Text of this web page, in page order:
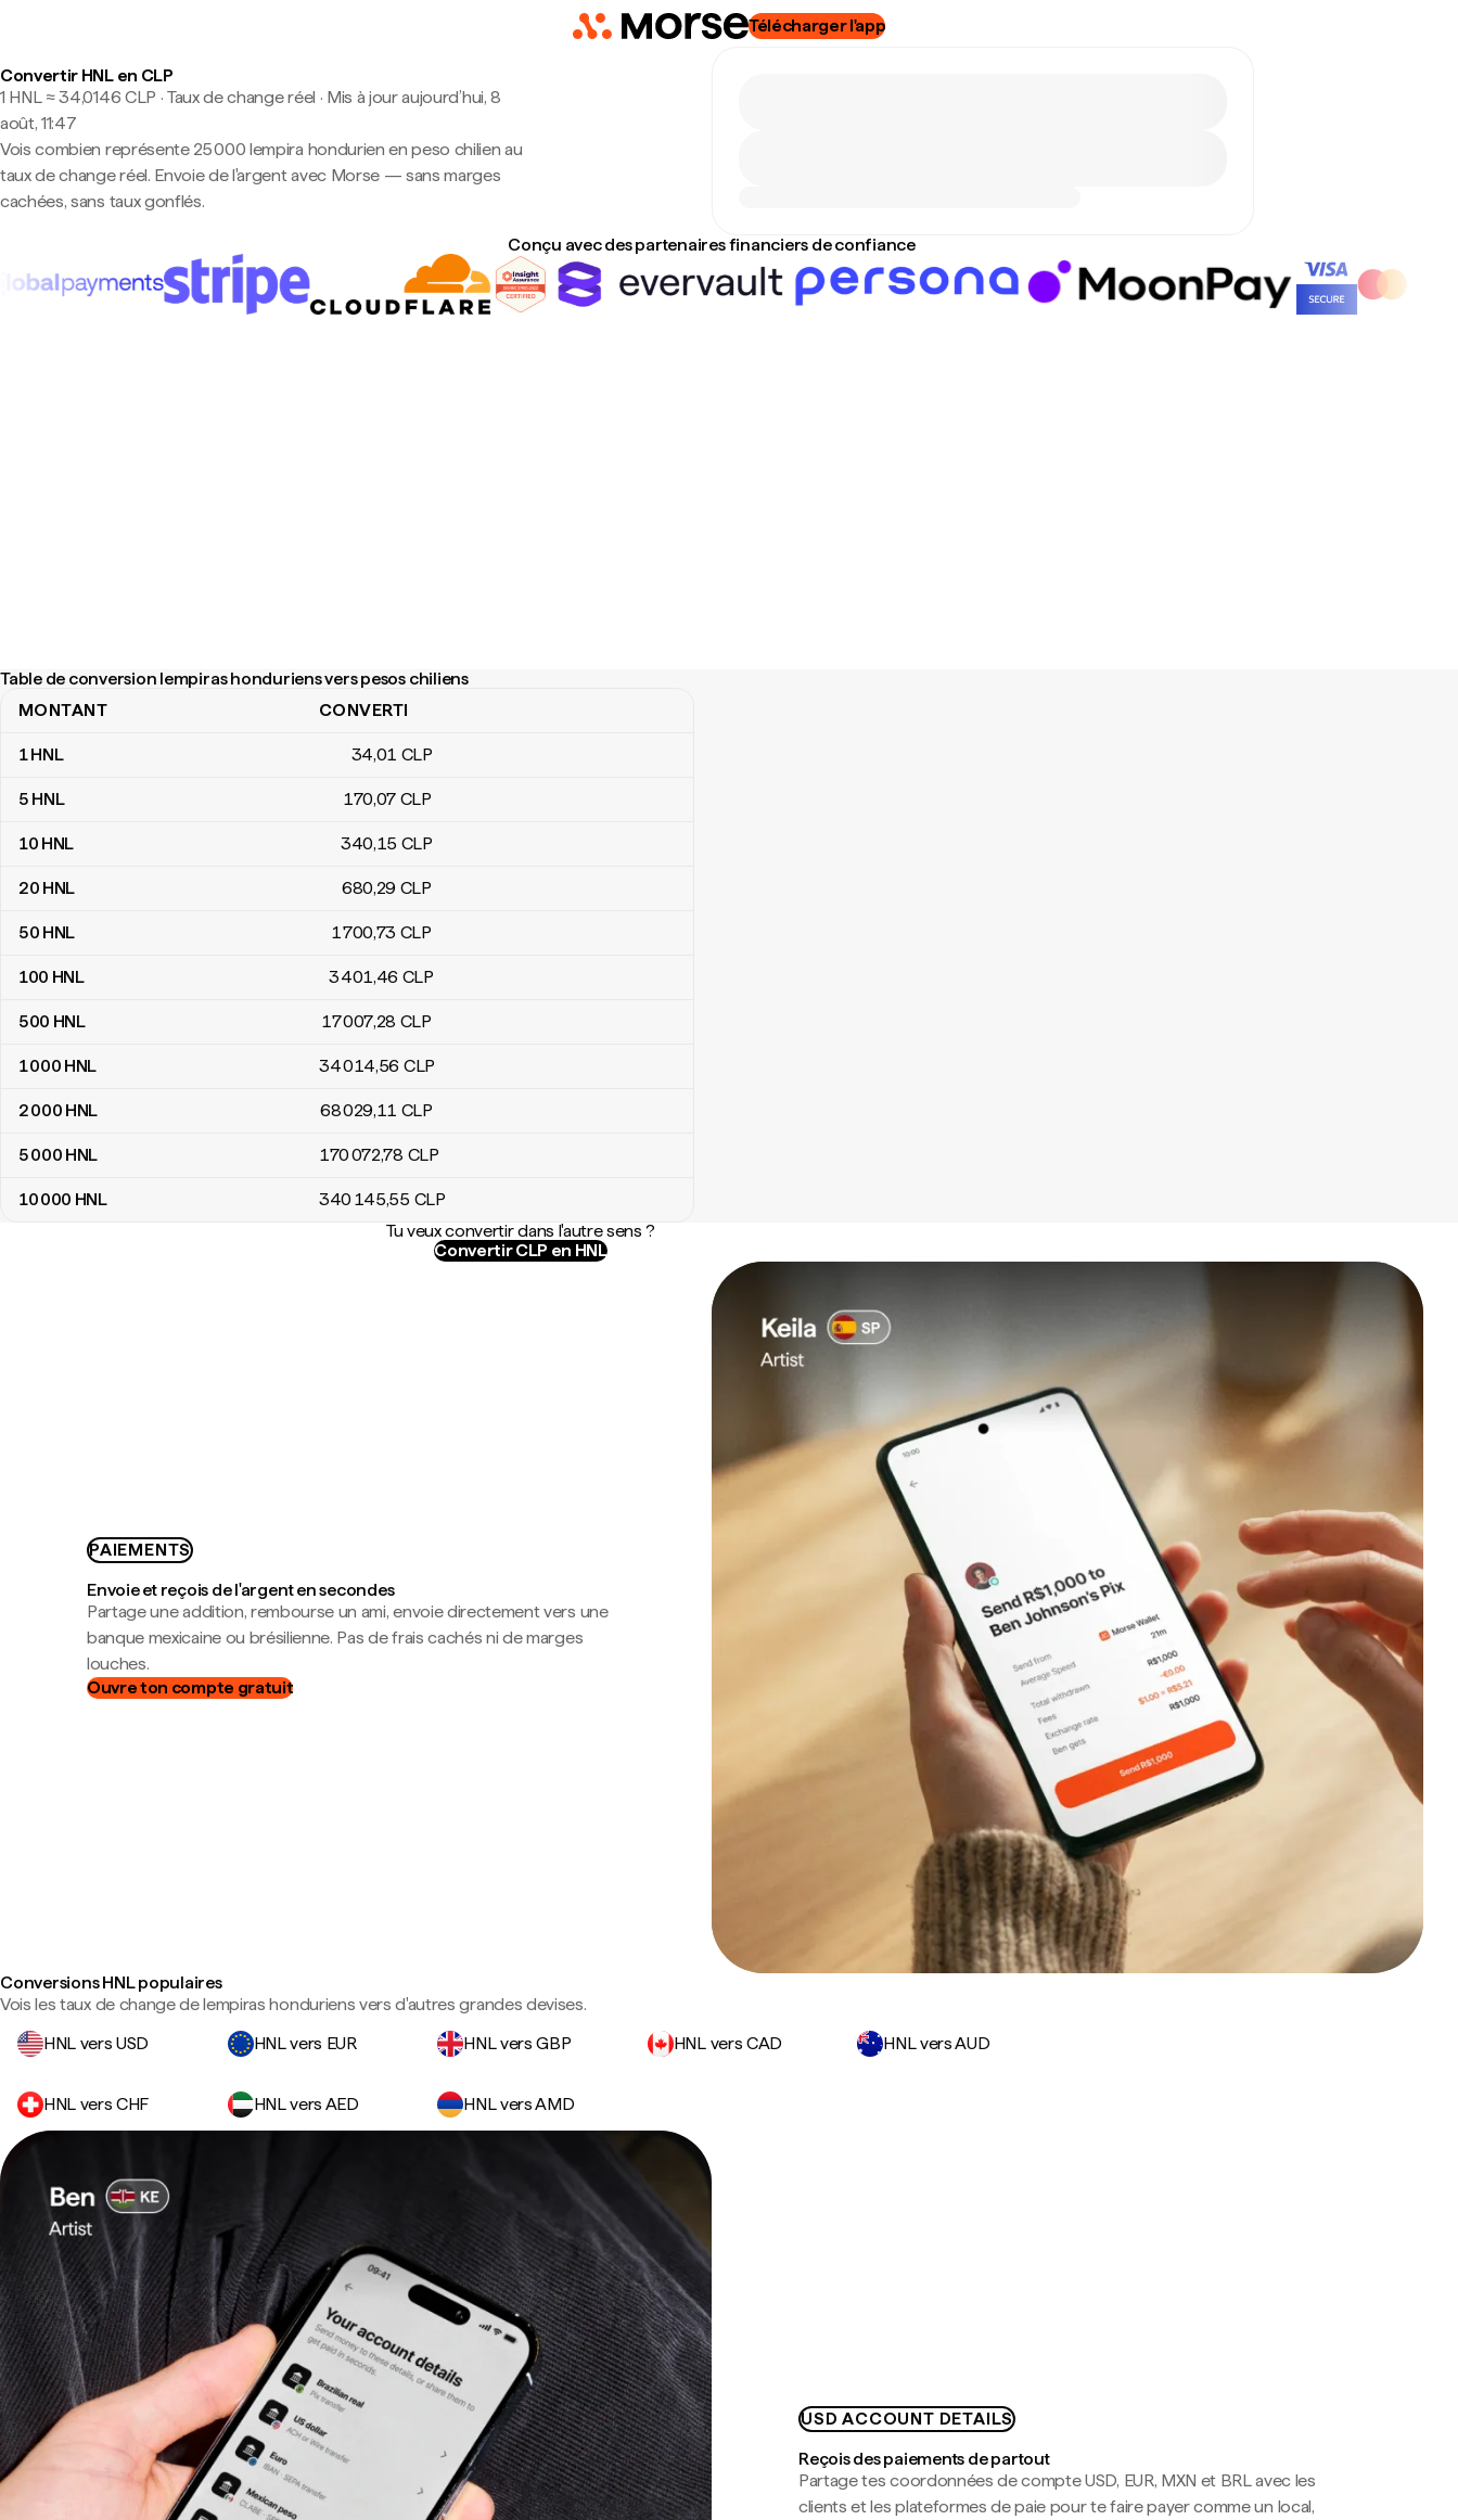
Télécharger l'app
Convertir HNL en CLP
1 HNL ≈ 34,0146 CLP · Taux de change réel · Mis à jour aujourd’hui, 8
août, 11:47
Vois combien représente 25 000 lempira hondurien en peso chilien au
taux de change réel. Envoie de l'argent avec Morse — sans marges
cachées, sans taux gonflés.
Conçu avec des partenaires financiers de confiance
Table de conversion lempiras honduriens vers pesos chiliens
Table de conversion lempiras honduriens vers pesos chiliens
MONTANT CONVERTI
1HNL 34,01 CLP
5 HNL 170,07 CLP
10 HNL 340,15 CLP
20 HNL 680,29 CLP
50 HNL 1 700,73 CLP
100 HNL 3 401,46 CLP
500 HNL 17 007,28 CLP
1 000 HNL 34 014,56 CLP
2 000 HNL 68 029,11 CLP
5 000 HNL 170 072,78 CLP
10 000 HNL 340 145,55 CLP
Tu veux convertir dans l'autre sens ?
Convertir CLP en HNL
PAIEMENTS
Envoie et reçois de l'argent en secondes
Partage une addition, rembourse un ami, envoie directement vers une
banque mexicaine ou brésilienne. Pas de frais cachés ni de marges
louches.
Ouvre ton compte gratuit
Conversions HNL populaires
Vois les taux de change de lempiras honduriens vers d'autres grandes devises.
HNL vers USD
HNL vers EUR HNL vers GBP HNL vers CAD HNL vers AUD
HNL vers CHF HNL vers AED HNL vers AMD
USD ACCOUNT DETAILS
Reçois des paiements de partout
Partage tes coordonnées de compte USD, EUR, MXN et BRL avec les
clients et les plateformes de paie pour te faire payer comme un local,